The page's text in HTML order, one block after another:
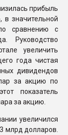
прибыль
в значительной
сравнению с
Руководство
увеличить
года чистая
дивидендов
за акцию по
показатель
за акцию.
увеличился
млрд долларов.